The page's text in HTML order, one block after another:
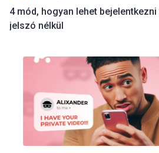
4 mód, hogyan lehet
jelszó nélkül